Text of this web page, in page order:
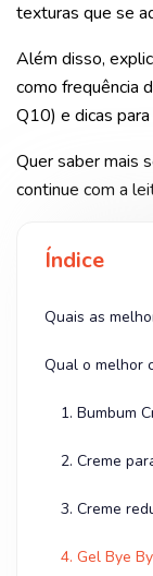
texturas que se
Além disso,
como frequência
Q10) e dicas
Quer saber mais
continue com a
Índice
Qual o melhor
1. Bumbum
2. Creme
4. Gel Bye